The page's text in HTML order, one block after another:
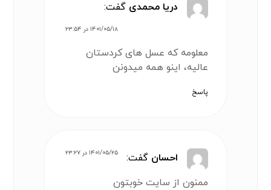
دریا محمدی گفت:
۱۴۰۱/۰۵/۱۸ در ۲۳:۵۴
معلومه که عسل های کردستان
عالیه، اینو همه میدونن
پاسخ
احسان گفت: ۱۴۰۱/۰۵/۲۵ در ۲۳:۲۷
ممنون از سایت خوبتون